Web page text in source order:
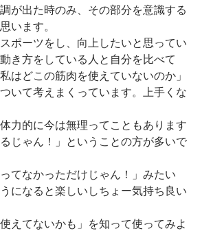
が出た時のみ、その部分を意識する
います。
ポーツをし、向上したいと思ってい
き方をしている人と自分を比べて
はどこの筋肉を使えていないのか」
いて考えまくっています。上手くな
力的に今は無理ってこともあります
じゃん！」ということの方が多いで
てなかっただけじゃん！」みたい
になると楽しいしちょー気持ち良い
えてないかも」を知って使ってみよ